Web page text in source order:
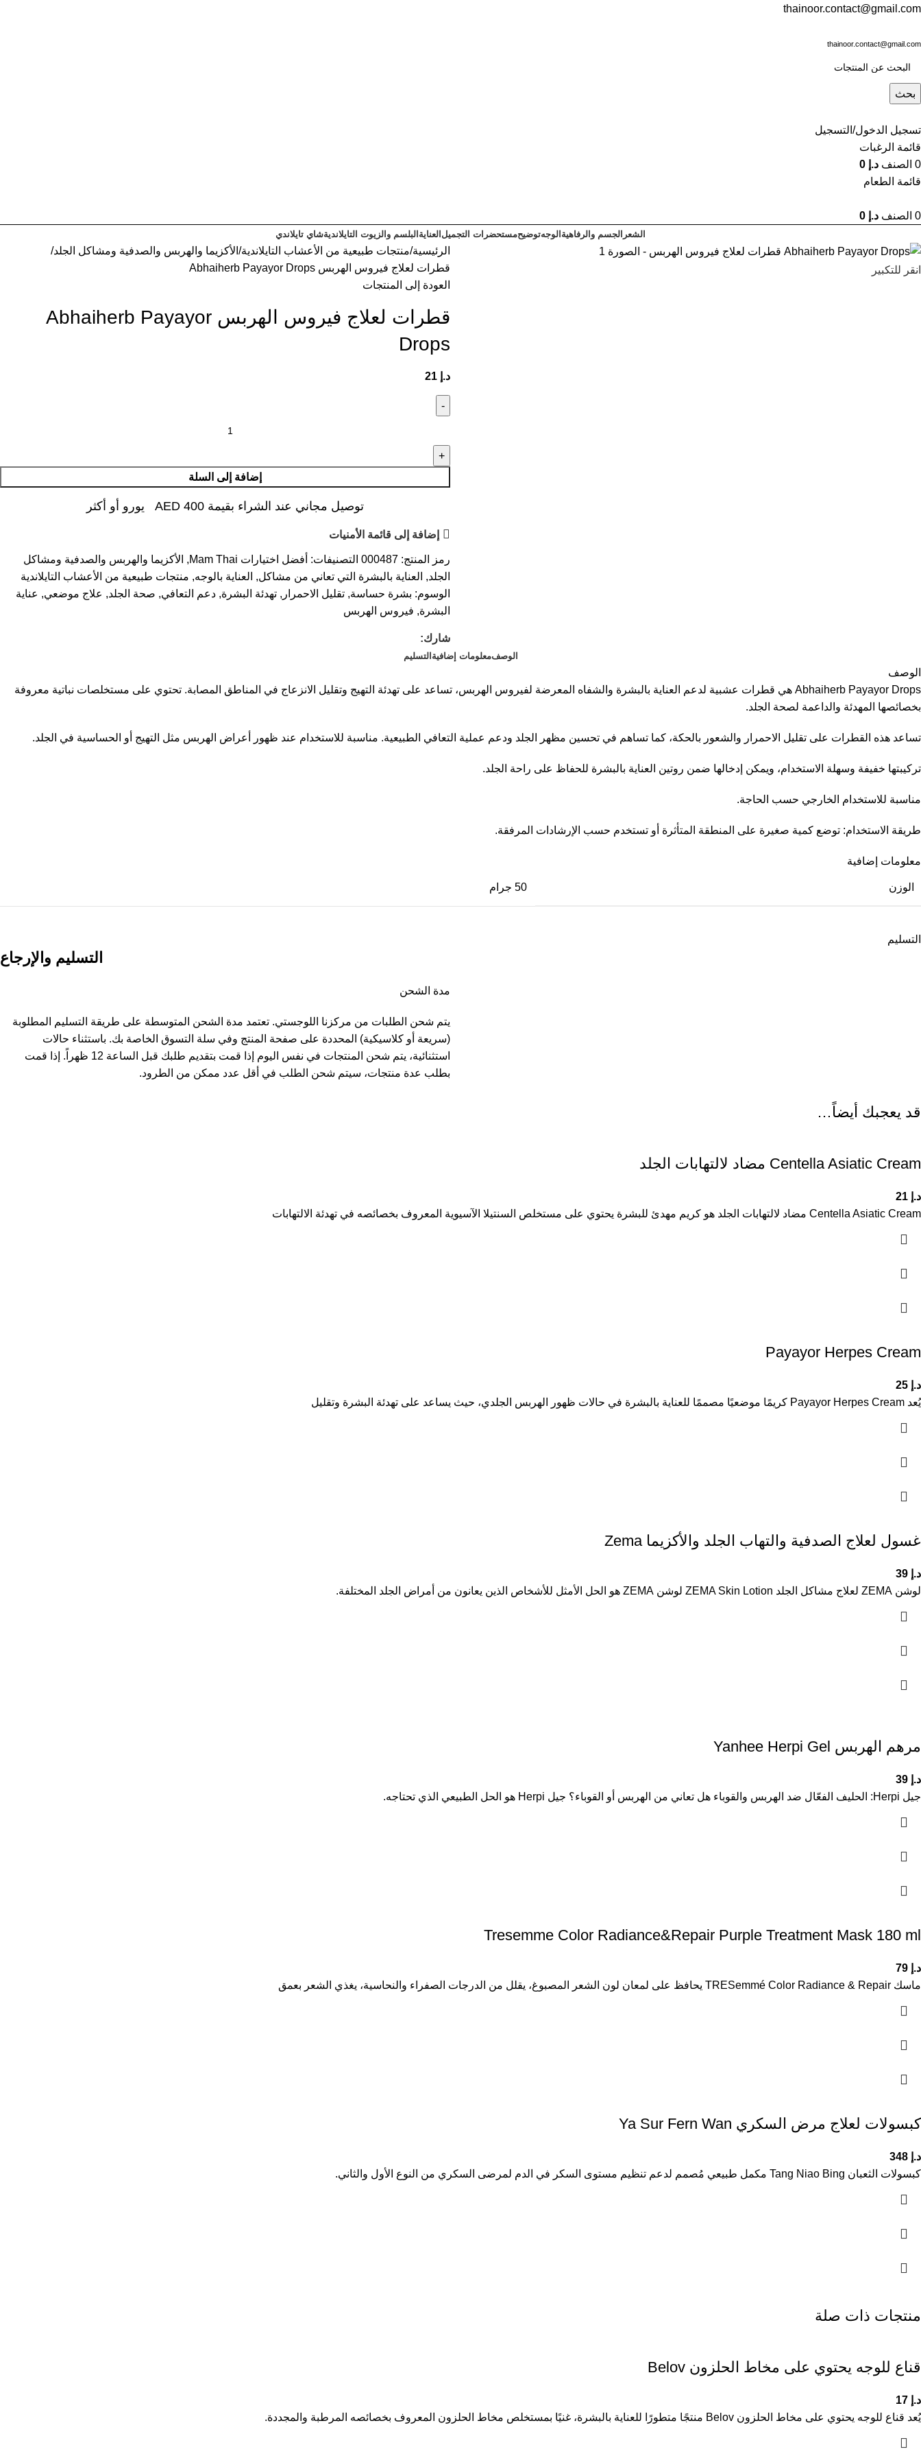
thainoor.contact@gmail.com
thainoor.contact@gmail.com
بحث
تسجيل الدخول/التسجيل
قائمة الرغبات
0 الصنف د.إ
قائمة الطعام
0 الصنف د.إ
الشعر الجسم والرفاهية الوجهتوضيحمستحضرات التجميل العناية البلسم والزيوت التايلانديةشاي تايلاندي
انقر للتكبير
الرئيسية منتجات طبيعية من الأعشاب التايلاندية الأكزيما والهربس والصدفية ومشاكل الجلد
قطرات لعلاج فيروس الهربس Abhaiherb Payayor Drops
العودة إلى المنتجات
قطرات لعلاج فيروس الهربس Abhaiherb Payayor
Drops
د.إ
إضافة إلى السلة
توصيل مجاني عند الشراء بقيمة AED 400 يورو أو أكثر
إضافة إلى قائمة الأمنيات
رمز المنتج: 000487 التصنيفات: أفضل اختيارات Mam Thai , الأكزيما والهربس والصدفية ومشاكل
الجلد, العناية بالبشرة التي تعاني من مشاكل, العناية بالوجه, منتجات طبيعية من الأعشاب التايلاندية
الوسوم: بشرة حساسة, تقليل الاحمرار , تهدئة البشرة, دعم التعافي, صحة الجلد, علاج موضعي, عناية
البشرة, فيروس الهربس
شارك:
الوصفمعلومات إضافية التسليم
الوصف
Abhaiherb Payayor Drops هي قطرات عشبية لدعم العناية بالبشرة والشفاه المعرضة لفيروس الهربس، تساعد على تهدئة التهيج وتقليل الانزعاج في المناطق المصابة. تحتوي على مستخلصات نباتية معروفة
بخصائصها المهدئة والداعمة لصحة الجلد.
تساعد هذه القطرات على تقليل الاحمرار والشعور بالحكة، كما تساهم في تحسين مظهر الجلد ودعم عملية التعافي الطبيعية. مناسبة للاستخدام عند ظهور أعراض الهربس مثل التهيج أو الحساسية في الجلد.
تركيبتها خفيفة وسهلة الاستخدام، ويمكن إدخالها ضمن روتين العناية بالبشرة للحفاظ على راحة الجلد.
مناسبة للاستخدام الخارجي حسب الحاجة.
طريقة الاستخدام: توضع كمية صغيرة على المنطقة المتأثرة أو تستخدم حسب الإرشادات المرفقة.
معلومات إضافية
الوزن 50 جرام
التسليم
التسليم والإرجاع
مدة الشحن
يتم شحن الطلبات من مركزنا اللوجستي. تعتمد مدة الشحن المتوسطة على طريقة التسليم المطلوبة
(سريعة أو كلاسيكية) المحددة على صفحة المنتج وفي سلة التسوق الخاصة بك. باستثناء حالات
استثنائية، يتم شحن المنتجات في نفس اليوم إذا قمت بتقديم طلبك قبل الساعة 12 ظهراً. إذا قمت
بطلب عدة منتجات، سيتم شحن الطلب في أقل عدد ممكن من الطرود.
قد يعجبك أيضاً…
Centella Asiatic Cream مضاد لالتهابات الجلد
د.إ
Centella Asiatic Cream مضاد لالتهابات الجلد هو كريم مهدئ للبشرة يحتوي على مستخلص السنتيلا الآسيوية المعروف بخصائصه في تهدئة الالتهابات
Payayor Herpes Cream
د.إ
يُعد Payayor Herpes Cream كريمًا موضعيًا مصممًا للعناية بالبشرة في حالات ظهور الهربس الجلدي، حيث يساعد على تهدئة البشرة وتقليل
غسول لعلاج الصدفية والتهاب الجلد والأكزيما Zema
د.إ
لوشن ZEMA لعلاج مشاكل الجلد ZEMA Skin Lotion لوشن ZEMA هو الحل الأمثل للأشخاص الذين يعانون من أمراض الجلد المختلفة.
مرهم الهربس Yanhee Herpi Gel
د.إ
جيل Herpi: الحليف الفعّال ضد الهربس والقوباء هل تعاني من الهربس أو القوباء؟ جيل Herpi هو الحل الطبيعي الذي تحتاجه.
Tresemme Color Radiance&Repair Purple Treatment Mask 180 ml
د.إ
ماسك TRESemmé Color Radiance & Repair يحافظ على لمعان لون الشعر المصبوغ، يقلل من الدرجات الصفراء والنحاسية، يغذي الشعر بعمق
كبسولات لعلاج مرض السكري Ya Sur Fern Wan
د.إ
كبسولات الثعبان Tang Niao Bing مكمل طبيعي مُصمم لدعم تنظيم مستوى السكر في الدم لمرضى السكري من النوع الأول والثاني.
منتجات ذات صلة
قناع للوجه يحتوي على مخاط الحلزون Belov
د.إ
يُعد قناع للوجه يحتوي على مخاط الحلزون Belov منتجًا متطورًا للعناية بالبشرة، غنيًا بمستخلص مخاط الحلزون المعروف بخصائصه المرطبة والمجددة.